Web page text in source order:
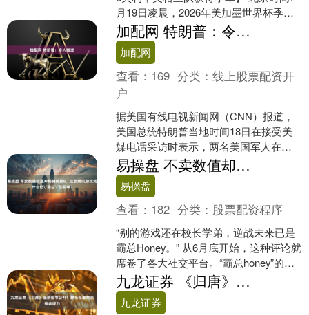
月19日凌晨，2026年美加墨世界杯季军
赛，法国队对阵英格兰队的比赛在硬石
体育场展开....
加配网 特朗普：令人难过
加配网
查看： 169 分类：线上股票配资开
户
据美国有线电视新闻网（CNN）报道，
美国总统特朗普当地时间18日在接受美
媒电话采访时表示，两名美国军人在约
旦死亡是“一件非常令人难过的事”。 “我
们不愿看到这种....
易操盘 不卖数值却直冲畅销榜第8，这款腾讯游戏凭什么让＂霸总＂们买单？
易操盘
查看： 182 分类： 股票配资程序
“别的游戏还在校长学弟，逆战未来已是
霸总Honey。” 从6月底开始，这种评论就
席卷了各大社交平台。“霸总honey”的话
题也从游戏圈一路烧到了泛娱乐，而核
心源....
九龙证券 《归唐》全新细节公开！数毛社盛赞顶级表现力
九龙证券